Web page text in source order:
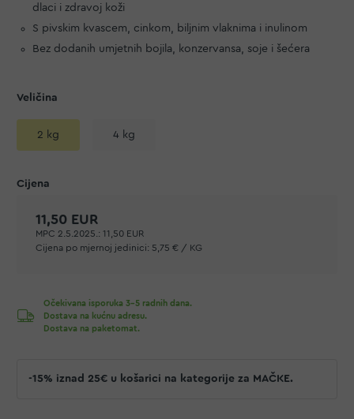
dlaci i zdravoj koži
S pivskim kvascem, cinkom, biljnim vlaknima i inulinom
Bez dodanih umjetnih bojila, konzervansa, soje i šećera
Veličina
2 kg 4 kg
11,50 EUR
MPC 2.5.2025.: 11,50 EUR
Cijena po mjernoj jedinici: 5,75 € / KG
Očekivana isporuka 3-5 radnih dana.
Dostava na kućnu adresu.
Dostava na paketomat.
-15% iznad 25€ u košarici na kategorije za MAČKE.